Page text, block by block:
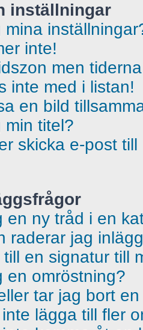
inställningar
mina
inte!
men
inte med i listan!
en bild
min titel?
skicka e-post
en ny tråd i en
raderar jag
en signatur till
en omröstning?
tar jag bort
lägga till fler